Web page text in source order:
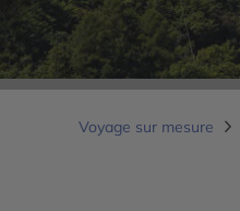
Voyage sur mesure